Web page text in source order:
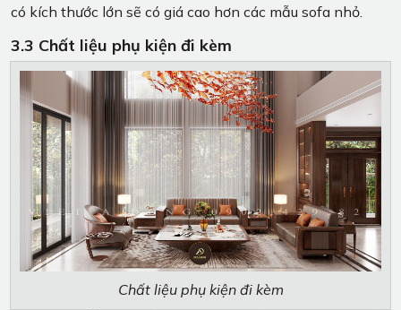
có kích thước lớn sẽ có giá cao hơn các mẫu sofa nhỏ.
3.3 Chất liệu phụ kiện đi kèm
Chất liệu phụ kiện đi kèm